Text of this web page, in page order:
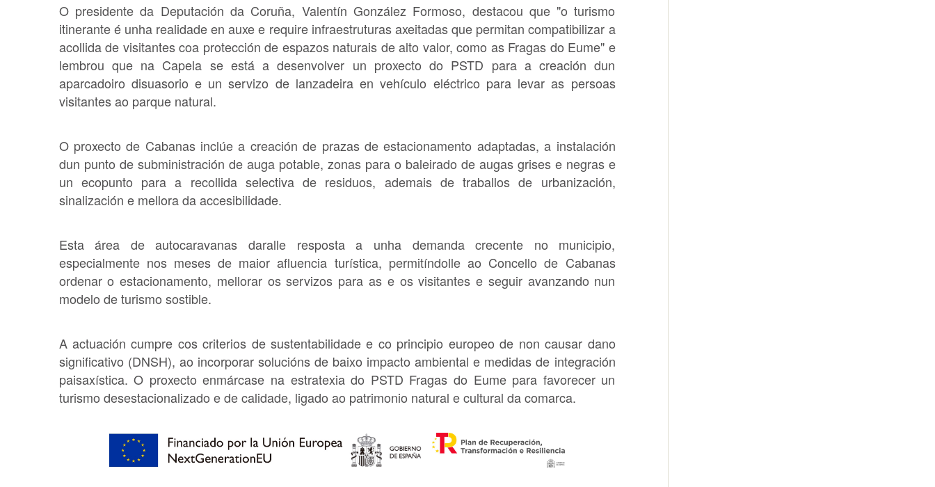
O presidente da Deputación da Coruña, Valentín González Formoso, destacou que "o turismo
itinerante é unha realidade en auxe e require infraestruturas axeitadas que permitan compatibilizar a
acollida de visitantes coa protección de espazos naturais de alto valor, como as Fragas do Eume" e
lembrou que na Capela se está a desenvolver un proxecto do PSTD para a creación dun
aparcadoiro disuasorio e un servizo de lanzadeira en vehículo eléctrico para levar as persoas
visitantes ao parque natural.
O proxecto de Cabanas inclúe a creación de prazas de estacionamento adaptadas, a instalación
dun punto de subministración de auga potable, zonas para o baleirado de augas grises e negras e
un ecopunto para a recollida selectiva de residuos, ademais de traballos de urbanización,
sinalización e mellora da accesibilidade.
Esta área de autocaravanas daralle resposta a unha demanda crecente no municipio,
especialmente nos meses de maior afluencia turística, permitíndolle ao Concello de Cabanas
ordenar o estacionamento, mellorar os servizos para as e os visitantes e seguir avanzando nun
modelo de turismo sostible.
A actuación cumpre cos criterios de sustentabilidade e co principio europeo de non causar dano
significativo (DNSH), ao incorporar solucións de baixo impacto ambiental e medidas de integración
paisaxística. O proxecto enmárcase na estratexia do PSTD Fragas do Eume para favorecer un
turismo desestacionalizado e de calidade, ligado ao patrimonio natural e cultural da comarca.